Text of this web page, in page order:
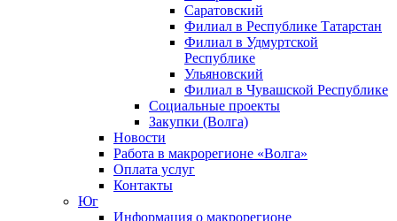
Саратовский
Филиал в Республике Татарстан
Филиал в Удмуртской
Республике
Ульяновский
Филиал в Чувашской Республике
Социальные проекты
Закупки (Волга)
Новости
Работа в макрорегионе «Волга»
Оплата услуг
Контакты
Юг
Информация о макрорегионе